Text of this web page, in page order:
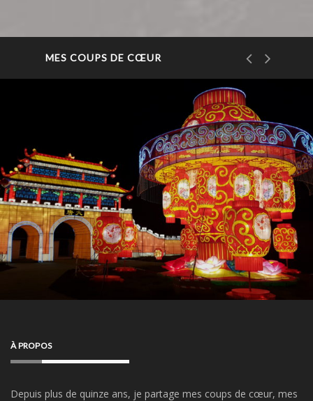
MES COUPS DE CŒUR
À PROPOS
Depuis plus de quinze ans, je partage mes coups de cœur, mes